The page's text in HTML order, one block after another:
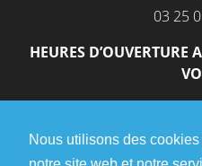
Nous utilisons des
03 25
HEURES D’OUVERTURE
Mardi
de 9h00